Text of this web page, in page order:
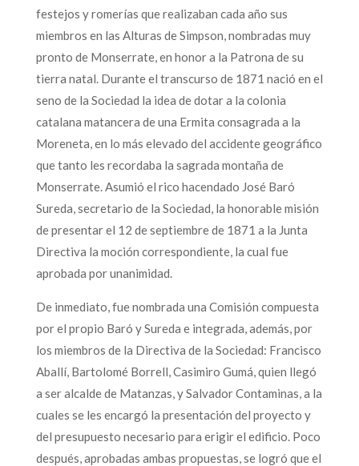
festejos y romerías que realizaban cada año sus
miembros en las Alturas de Simpson, nombradas muy
pronto de Monserrate, en honor a la Patrona de su
tierra natal. Durante el transcurso de 1871 nació en el
seno de la Sociedad la idea de dotar a la colonia
catalana matancera de una Ermita consagrada a la
Moreneta, en lo más elevado del accidente geográfico
que tanto les recordaba la sagrada montaña de
Monserrate. Asumió el rico hacendado José Baró
Sureda, secretario de la Sociedad, la honorable misión
de presentar el 12 de septiembre de 1871 a la Junta
Directiva la moción correspondiente, la cual fue
aprobada por unanimidad.
De inmediato, fue nombrada una Comisión compuesta
por el propio Baró y Sureda e integrada, además, por
los miembros de la Directiva de la Sociedad: Francisco
Aballí, Bartolomé Borrell, Casimiro Gumá, quien llegó
a ser alcalde de Matanzas, y Salvador Contaminas, a la
cuales se les encargó la presentación del proyecto y
del presupuesto necesario para erigir el edificio. Poco
después, aprobadas ambas propuestas, se logró que el